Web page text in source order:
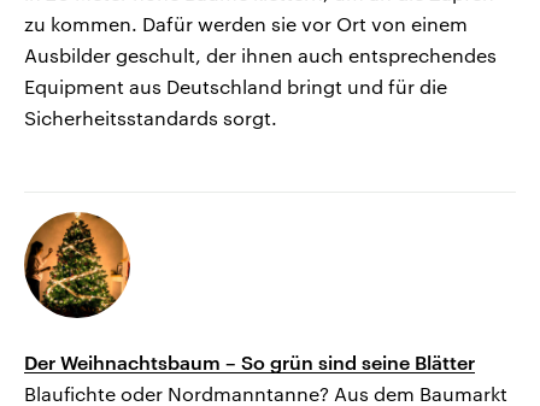
zu kommen. Dafür werden sie vor Ort von einem
Ausbilder geschult, der ihnen auch entsprechendes
Equipment aus Deutschland bringt und für die
Sicherheitsstandards sorgt.
Der Weihnachtsbaum – So grün sind seine Blätter
Blaufichte oder Nordmanntanne? Aus dem Baumarkt